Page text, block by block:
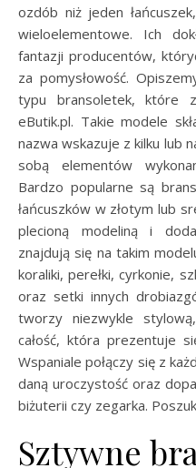
ozdób niż jeden
wieloelementowe. Ich
fantazji producentów,
za pomysłowość.
typu bransoletek, które
eButik.pl. Takie modele
nazwa wskazuje z kilku lub
sobą elementów
Bardzo popularne są
łańcuszków w złotym lub
plecioną modeliną i
znajdują się na takim
koraliki, perełki, cyrkonie,
oraz setki innych
tworzy niezwykle
całość, która prezentuje
Wspaniale połączy się z
daną uroczystość oraz
biżuterii czy zegarka.
Sztywne